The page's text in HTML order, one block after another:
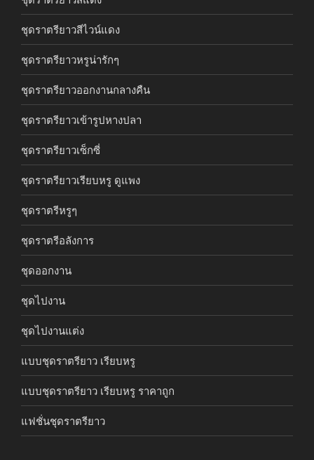
ชุดราตรียาวสีไวน์แดง
ชุดราตรียาวหรูน่ารักๆ
ชุดราตรียาวออกงานกลางคืน
ชุดราตรียาวเข้ารูปหางปลา
ชุดราตรียาวเซ็กซี่
ชุดราตรียาวเรียบหรู ดูแพง
ชุดราตรีหรูๆ
ชุดราตรีอลังการ
ชุดออกงาน
ชุดไปงาน
ชุดไปงานแต่ง
แบบชุดราตรียาว เรียบหรู
แบบชุดราตรียาว เรียบหรู ราคาถูก
แฟชั่นชุดราตรียาว